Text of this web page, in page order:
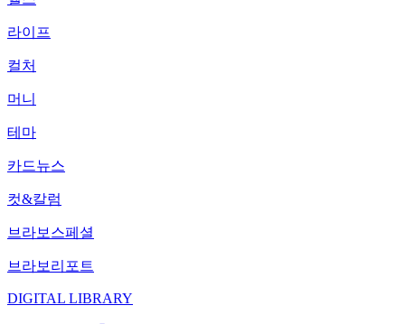
라이프
컬처
머니
테마
카드뉴스
컷&칼럼
브라보스페셜
브라보리포트
DIGITAL LIBRARY